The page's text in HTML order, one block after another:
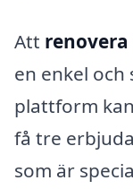
Att
en enkel och
plattform
få tre
som är